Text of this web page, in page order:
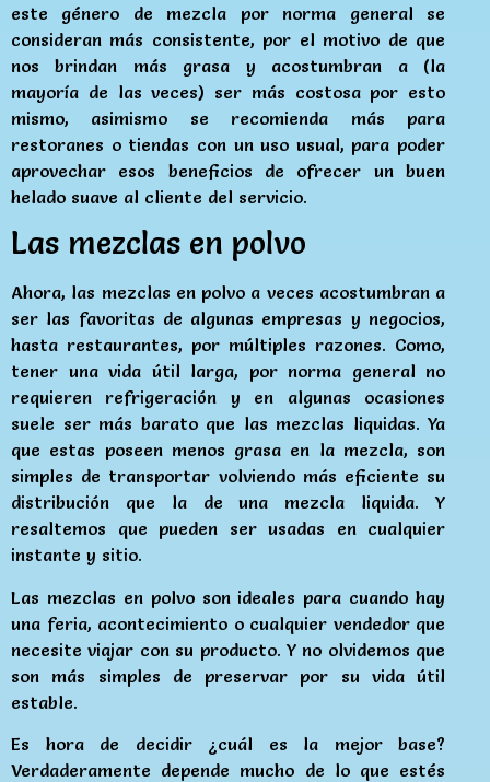
este género de mezcla por norma general se
consideran más consistente, por el motivo de que
nos brindan más grasa y acostumbran a (la
mayoría de las veces) ser más costosa por esto
mismo, asimismo se recomienda más para
restoranes o tiendas con un uso usual, para poder
aprovechar esos beneficios de ofrecer un buen
helado suave al cliente del servicio.
Las mezclas en polvo
Ahora, las mezclas en polvo a veces acostumbran a
ser las favoritas de algunas empresas y negocios,
hasta restaurantes, por múltiples razones. Como,
tener una vida útil larga, por norma general no
requieren refrigeración y en algunas ocasiones
suele ser más barato que las mezclas liquidas. Ya
que estas poseen menos grasa en la mezcla, son
simples de transportar volviendo más eficiente su
distribución que la de una mezcla liquida. Y
resaltemos que pueden ser usadas en cualquier
instante y sitio.
Las mezclas en polvo son ideales para cuando hay
una feria, acontecimiento o cualquier vendedor que
necesite viajar con su producto. Y no olvidemos que
son más simples de preservar por su vida útil
estable.
Es hora de decidir ¿cuál es la mejor base?
Verdaderamente depende mucho de lo que estés